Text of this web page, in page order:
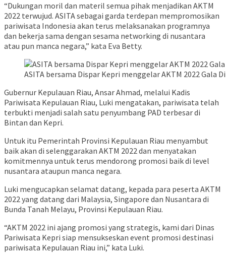
“Dukungan moril dan materil semua pihak menjadikan AKTM
2022 terwujud. ASITA sebagai garda terdepan mempromosikan
pariwisata Indonesia akan terus melaksanakan programnya
dan bekerja sama dengan sesama networking di nusantara
atau pun manca negara,” kata Eva Betty.
ASITA bersama Dispar Kepri menggelar AKTM 2022 Gala
Gubernur Kepulauan Riau, Ansar Ahmad, melalui Kadis
Pariwisata Kepulauan Riau, Luki mengatakan, pariwisata telah
terbukti menjadi salah satu penyumbang PAD terbesar di
Bintan dan Kepri.
Untuk itu Pemerintah Provinsi Kepulauan Riau menyambut
baik akan di selenggarakan AKTM 2022 dan menyatakan
komitmennya untuk terus mendorong promosi baik di level
nusantara ataupun manca negara.
Luki mengucapkan selamat datang, kepada para peserta AKTM
2022 yang datang dari Malaysia, Singapore dan Nusantara di
Bunda Tanah Melayu, Provinsi Kepulauan Riau.
“AKTM 2022 ini ajang promosi yang strategis, kami dari Dinas
Pariwisata Kepri siap mensukseskan event promosi destinasi
pariwisata Kepulauan Riau ini,” kata Luki.